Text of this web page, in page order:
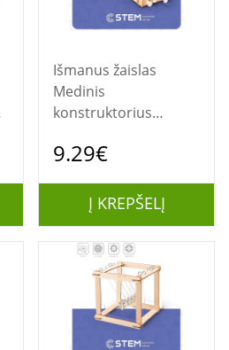
Išmanus žaislas
Medinis
konstruktorius
mokomasis modelis
9.29€
Į KREPŠELĮ